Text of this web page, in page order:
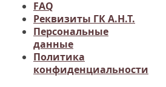
FAQ
Реквизиты ГК А.Н.Т.
Персональные
данные
Политика
конфиденциальности